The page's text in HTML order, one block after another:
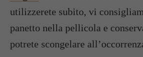
utilizzerete subito, vi
panetto nella pellicola e
potrete scongelare